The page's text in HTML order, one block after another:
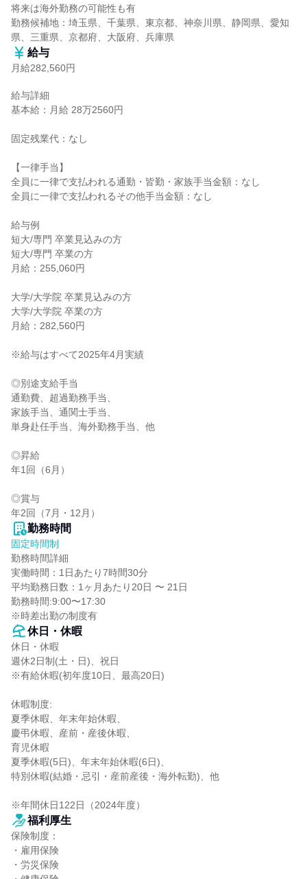
将来は海外勤務の可能性も有
勤務候補地：埼玉県、千葉県、東京都、神奈川県、静岡県、愛知
県、三重県、京都府、大阪府、兵庫県
給与
月給282,560円
給与詳細
基本給：月給 28万2560円
固定残業代：なし
【一律手当】
全員に一律で支払われる通勤・皆勤・家族手当金額：なし
全員に一律で支払われるその他手当金額：なし
給与例
短大/専門 卒業見込みの方
短大/専門 卒業の方
月給：255,060円
大学/大学院 卒業見込みの方
大学/大学院 卒業の方
月給：282,560円
※給与はすべて2025年4月実績
◎別途支給手当
通勤費、超過勤務手当、
家族手当、通関士手当、
単身赴任手当、海外勤務手当、他
◎昇給
年1回（6月）
◎賞与
年2回（7月・12月）
勤務時間
固定時間制
勤務時間詳細
実働時間：1日あたり7時間30分
平均勤務日数：1ヶ月あたり20日 〜 21日
勤務時間:9:00〜17:30
※時差出勤の制度有
休日・休暇
休日・休暇
週休2日制(土・日)、祝日
※有給休暇(初年度10日、最高20日)
休暇制度:
夏季休暇、年末年始休暇、
慶弔休暇、産前・産後休暇、
育児休暇
夏季休暇(5日)、年末年始休暇(6日)、
特別休暇(結婚・忌引・産前産後・海外転勤)、他
※年間休日122日（2024年度）
福利厚生
保険制度：
・雇用保険
・労災保険